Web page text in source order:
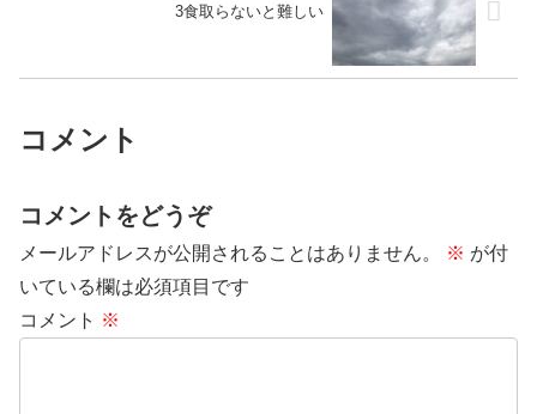
3食取らないと難しい
コメント
コメントをどうぞ
メールアドレスが公開されることはありません。 ※ が付
いている欄は必須項目です
コメント ※